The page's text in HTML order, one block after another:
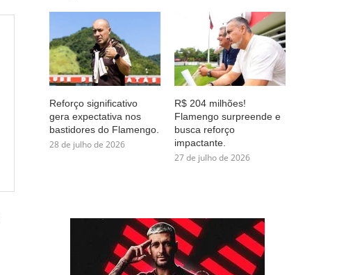
Reforço significativo
gera expectativa nos
bastidores do Flamengo.
28 de julho de 2026
R$ 204 milhões!
Flamengo surpreende e
busca reforço
impactante.
27 de julho de 2026